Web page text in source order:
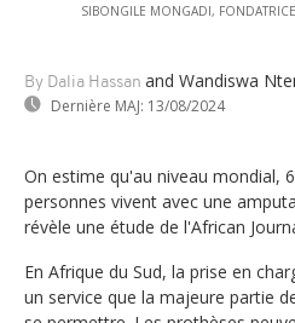
SIBONGILE MONGADI,
By Dalia Hassan and Wandiswa
Dernière MAJ: 13/08/2024
On estime qu'au niveau mondial,
personnes vivent avec une
révèle une étude de l'African
En Afrique du Sud, la prise en
un service que la majeure partie